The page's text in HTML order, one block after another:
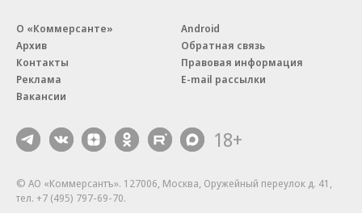
О «Коммерсанте»
Архив
Контакты
Реклама
Вакансии
Android
Обратная связь
Правовая информация
E-mail рассылки
18+
© АО «Коммерсантъ». 127006, Москва, Оружейный переулок д. 41,
тел. +7 (495) 797-69-70.